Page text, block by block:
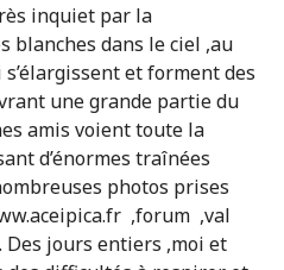
inquiet par la
blanches dans le ciel ,au
et forment des
une grande partie du
amis voient toute la
d’énormes traînées
photos prises
,forum ,val
Des jours entiers ,moi et